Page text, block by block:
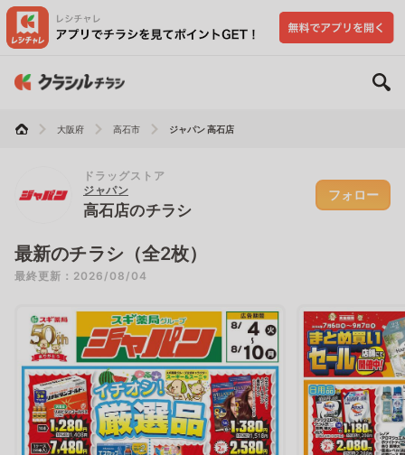
大阪府 高石市 ジャパン 高石店
ドラッグストア
ジャパン
高石店のチラシ
フォロー
最新のチラシ（全2枚）
最終更新：2026/08/04